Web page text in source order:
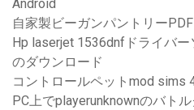
Android
自家製ビーガンパントリー
Hp laserjet 1536dnfドライバ
のダウンロード
コントロールペットmod sims
PC上でplayerunknownのバト